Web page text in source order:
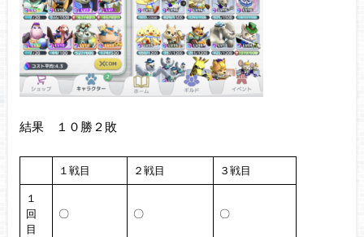
結果 １０勝２敗
１戦目 ２戦目 ３戦目
１
回
目
〇 〇 〇